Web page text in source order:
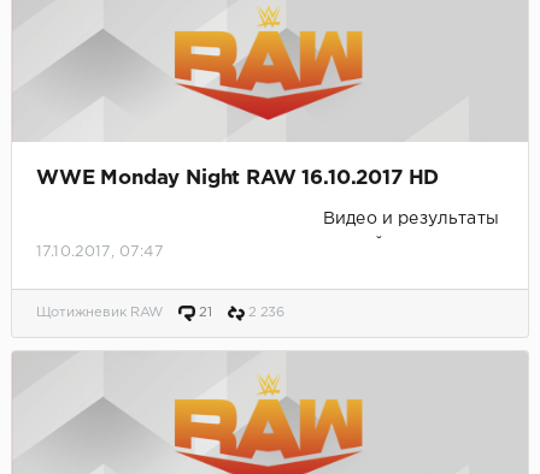
WWE Monday Night RAW 16.10.2017 HD
Видео и результаты
17.10.2017, 07:47
Щотижневик RAW 21 2 236